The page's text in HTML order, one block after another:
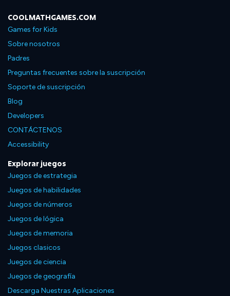
COOLMATHGAMES.COM
Games for Kids
Sobre nosotros
Padres
Preguntas frecuentes sobre la suscripción
Soporte de suscripción
Blog
Developers
CONTÁCTENOS
Accessibility
Explorar juegos
Juegos de estrategia
Juegos de habilidades
Juegos de números
Juegos de lógica
Juegos de memoria
Juegos clasicos
Juegos de ciencia
Juegos de geografía
Descarga Nuestras Aplicaciones